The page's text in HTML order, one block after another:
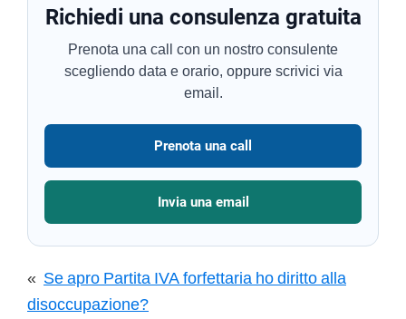
Richiedi una consulenza gratuita
Prenota una call con un nostro consulente
scegliendo data e orario, oppure scrivici via
email.
Prenota una call
Invia una email
« Se apro Partita IVA forfettaria ho diritto alla
disoccupazione?